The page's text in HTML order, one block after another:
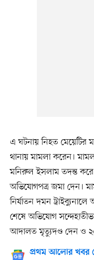
এ ঘটনায় নিহত মেয়েটির
থানায় মামলা করেন।
মনিরুল ইসলাম তদন্ত
অভিযোগপত্র জমা দেন।
নির্যাতন দমন
শেষে অভিযোগ
আদালত মৃত্যুদণ্ড দেন ও
প্রথম আলোর খবর